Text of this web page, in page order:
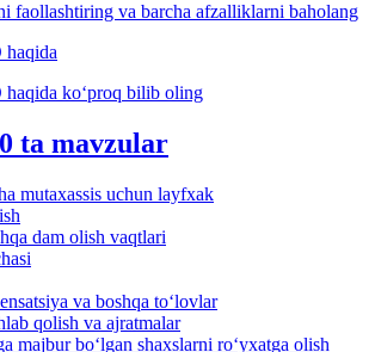
faollashtiring va barcha afzalliklarni baholang
koʻproq bilib oling
ta mavzular
mutaхassis uchun layfхak
dam olish vaqtlari
va boshqa toʻlovlar
qolish va ajratmalar
majbur boʻlgan shaхslarni roʻyхatga olish